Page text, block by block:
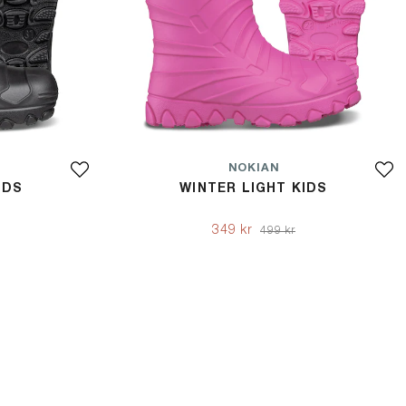
NOKIAN
WINTER LIGHT KIDS
349 kr 499 kr